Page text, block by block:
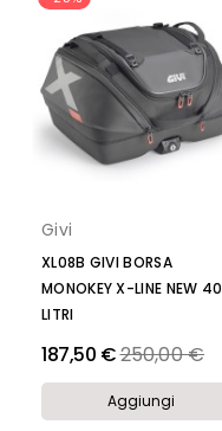
Givi
XL08B GIVI BORSA
MONOKEY X-LINE NEW 40
LITRI
187,50 €Prezzo
250,00 €
Aggiungi